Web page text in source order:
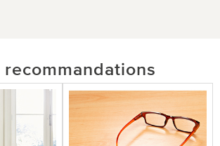
recommandations